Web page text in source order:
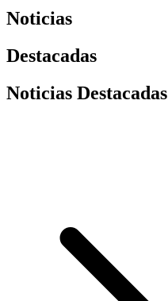
Noticias
Destacadas
Noticias Destacadas